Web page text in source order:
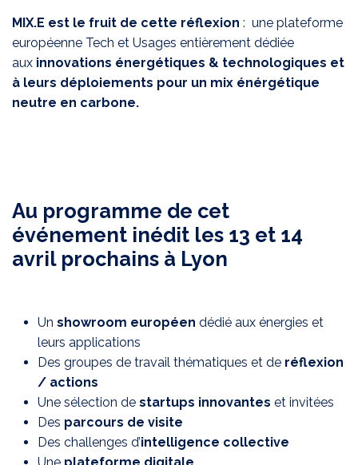
MIX.E est le fruit de cette réflexion : une plateforme
européenne Tech et Usages entièrement dédiée
aux innovations énergétiques & technologiques et
à leurs déploiements pour un mix énérgétique
neutre en carbone.
Au programme de cet
événement inédit les 13 et 14
avril prochains à Lyon
Un showroom européen dédié aux énergies et
leurs applications
Des groupes de travail thématiques et de réflexion
/ actions
Une sélection de startups innovantes et invitées
Des parcours de visite
Des challenges d’intelligence collective